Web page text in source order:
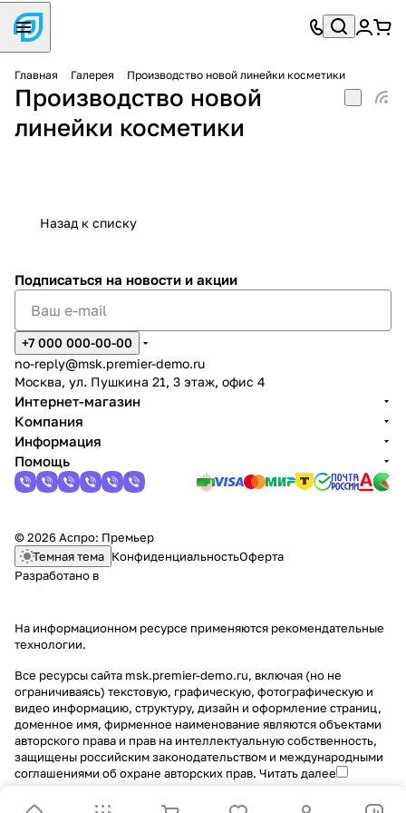
Главная Галерея Производство новой линейки косметики
Производство новой
линейки косметики
Назад к списку
Подписаться на новости и акции
+7 000 000-00-00
no-reply@msk.premier-demo.ru
Москва, ул. Пушкина 21, 3 этаж, офис 4
Интернет-магазин
Компания
Информация
Помощь
© 2026 Аспро: Премьер
Темная тема КонфиденциальностьОферта
Разработано в
На информационном ресурсе применяются рекомендательные
технологии.
Все ресурсы сайта msk.premier-demo.ru, включая (но не
ограничиваясь) текстовую, графическую, фотографическую и
видео информацию, структуру, дизайн и оформление страниц,
доменное имя, фирменное наименование являются объектами
авторского права и прав на интеллектуальную собственность,
защищены российским законодательством и международными
соглашениями об охране авторских прав. Читать далее